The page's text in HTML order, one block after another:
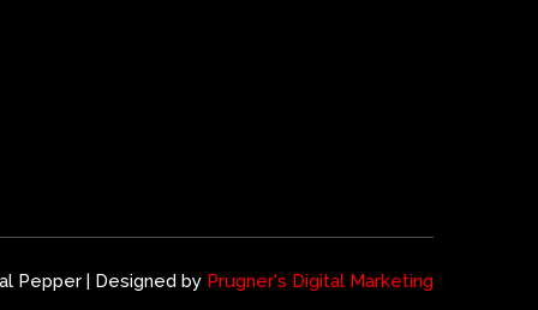
Pepper | Designed by Prugner's Digital Marketing